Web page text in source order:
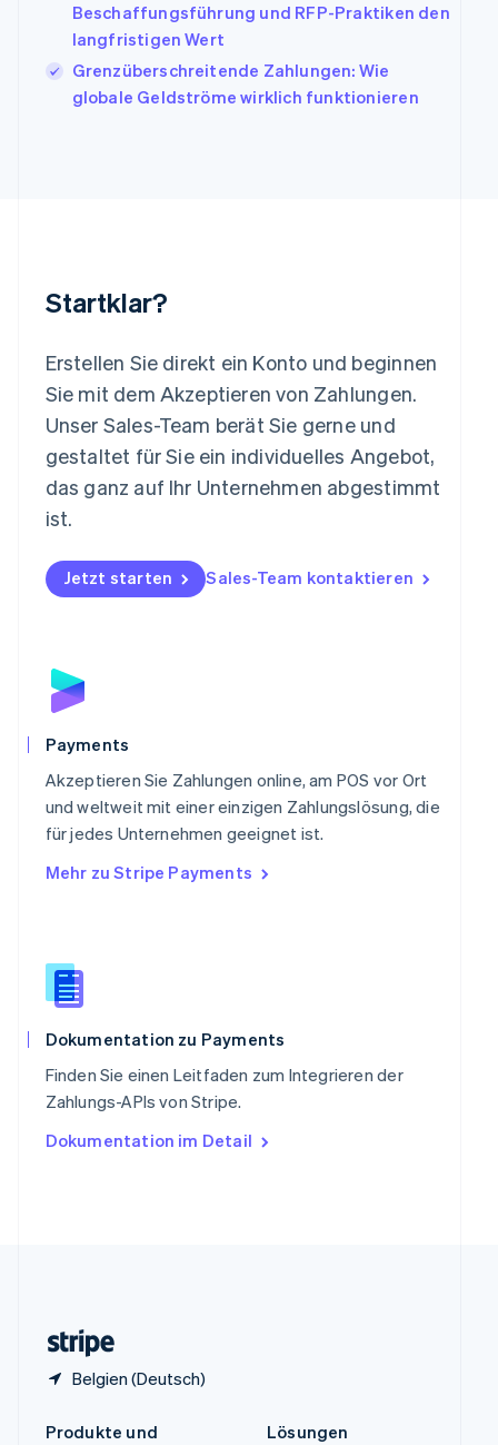
Beschaffungsführung und RFP-Praktiken den
langfristigen Wert
Grenzüberschreitende Zahlungen: Wie
globale Geldströme wirklich funktionieren
Startklar?
Erstellen Sie direkt ein Konto und beginnen
Sie mit dem Akzeptieren von Zahlungen.
Unser Sales-Team berät Sie gerne und
gestaltet für Sie ein individuelles Angebot,
das ganz auf Ihr Unternehmen abgestimmt
ist.
Jetzt starten Sales-Team kontaktieren
Payments
Akzeptieren Sie Zahlungen online, am POS vor Ort
und weltweit mit einer einzigen Zahlungslösung, die
für jedes Unternehmen geeignet ist.
Mehr zu Stripe Payments
Dokumentation zu Payments
Finden Sie einen Leitfaden zum Integrieren der
Zahlungs-APIs von Stripe.
Dokumentation im Detail
Belgien (Deutsch)
Kroatien
EnglishItaliano
English
Liechtenstein
English
Español English
Neuseeland
English
Niederlande
Norwegen
English
Polen
English
Portugal
Schweden
Deutsch
Singapur
English 简体中文
Slowakei
English
Slowenien
English
Spanien
Español
Thailand
Tschechische Republik
English
English
Produkte und
Lösungen